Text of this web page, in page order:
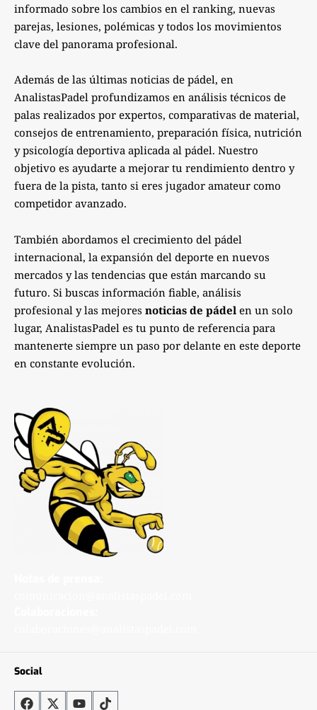
informado sobre los cambios en el ranking, nuevas
parejas, lesiones, polémicas y todos los movimientos
clave del panorama profesional.
Además de las últimas noticias de pádel, en
AnalistasPadel profundizamos en análisis técnicos de
palas realizados por expertos, comparativas de material,
consejos de entrenamiento, preparación física, nutrición
y psicología deportiva aplicada al pádel. Nuestro
objetivo es ayudarte a mejorar tu rendimiento dentro y
fuera de la pista, tanto si eres jugador amateur como
competidor avanzado.
También abordamos el crecimiento del pádel
internacional, la expansión del deporte en nuevos
mercados y las tendencias que están marcando su
futuro. Si buscas información fiable, análisis
profesional y las mejores noticias de pádel en un solo
lugar, AnalistasPadel es tu punto de referencia para
mantenerte siempre un paso por delante en este deporte
en constante evolución.
Social